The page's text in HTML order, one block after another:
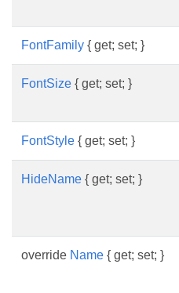
FontFamily { get; set; }
FontSize { get; set; }
FontStyle { get; set; }
HideName { get; set; }
override Name { get; set; }